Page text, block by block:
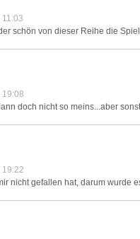
schön von dieser Reihe die
19:08
doch nicht so meins...aber
19:22
nicht gefallen hat, darum